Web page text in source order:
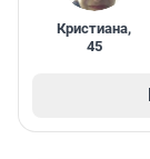
Кристиана,
45